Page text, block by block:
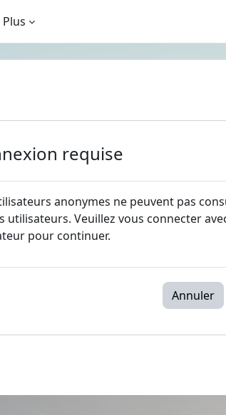
Plus
requise
anonymes ne peuvent pas
utilisateurs. Veuillez vous connecter
pour continuer.
Annuler